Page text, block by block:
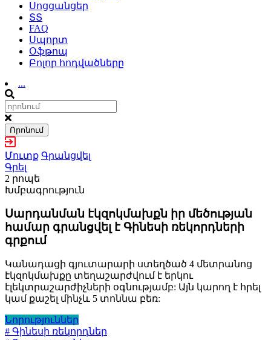
Սոցցանցեր
ՏՏ
FAQ
Սպորտ
Օֆթոպ
Բոլոր հոդվածները
...
Որոնում
Մուտք Գրանցվել
Գրել
2 րոպե
Խմբագրություն
Սարդանման էկզոկմախքն իր մեծության
համար գրանցվել է Գինեսի ռեկորդների
գրքում
Կանադացի գյուտարարի ստեղծած 4 մետրանոց
էկզոկմախքը տեղաշարժվում է երկու
էլեկտրաշարժիչների օգնությամբ: Այն կարող է հրել
կամ քաշել մինչև 5 տոննա բեռ:
Նորություններ
# Գինեսի ռեկորդներ